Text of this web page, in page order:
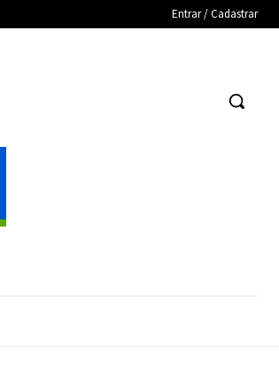
Entrar / Cadastrar